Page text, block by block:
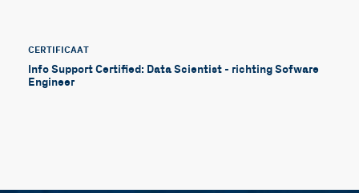
CERTIFICAAT
Info Support Certified: Data Scientist - richting Sofware
Engineer